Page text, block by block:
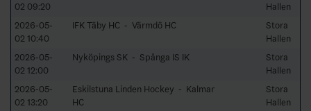
02 09:20
Hallen
2026-05-
02 10:40
IFK Täby HC - Värmdö HC
Stora
Hallen
2026-05-
02 12:00
Nyköpings SK - Spånga IS IK
Stora
Hallen
2026-05-
02 13:20
Eskilstuna Linden Hockey - Kalmar
HC
Stora
Hallen